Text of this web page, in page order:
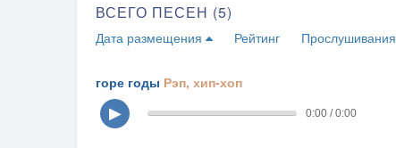
ВСЕГО ПЕСЕН (5)
Дата размещения Рейтинг Прослушивания
горе годы Рэп, хип-хоп
▶
0:00 / 0:00